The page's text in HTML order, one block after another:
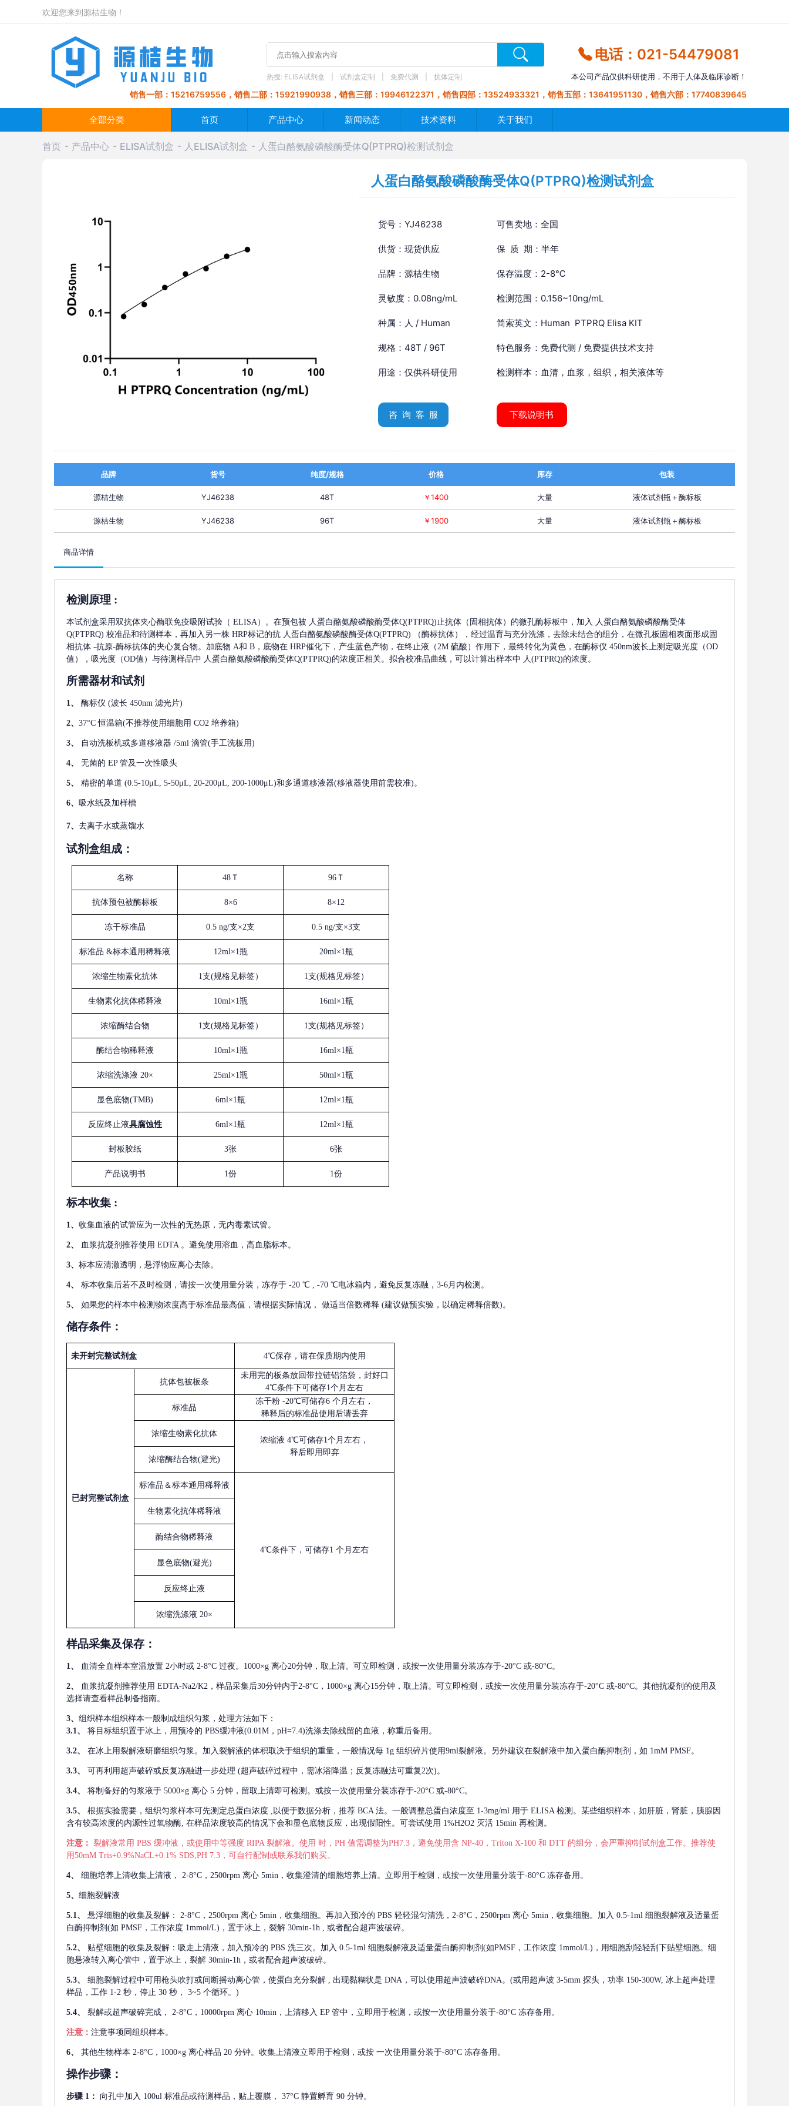
欢迎您来到源桔生物！
热搜: ELISA试剂盒 试剂盒定制 免费代测 抗体定制
电话：021-54479081
本公司产品仅供科研使用，不用于人体及临床诊断！
销售一部：15216759556，销售二部：15921990938，销售三部：19946122371，销售四部：13524933321，销售五部：13641951130，销售六部：17740839645
全部分类 首页 产品中心 新闻动态 技术资料 关于我们
首页 产品中心 ELISA试剂盒 人ELISA试剂盒 人蛋白酪氨酸磷酸酶受体Q(PTPRQ)检测试剂盒
人蛋白酪氨酸磷酸酶受体Q(PTPRQ)检测试剂盒
货号：YJ46238 可售卖地：全国
供货：现货供应 保 质 期：半年
品牌：源桔生物 保存温度：2-8℃
灵敏度：0.08ng/mL 检测范围：0.156~10ng/mL
种属：人 / Human 简索英文：Human PTPRQ Elisa KIT
规格：48T / 96T 特色服务：免费代测 / 免费提供技术支持
用途：仅供科研使用 检测样本：血清，血浆，组织，相关液体等
咨 询 客 服 下载说明书
品牌 货号 纯度/规格 价格 库存 包装
源桔生物 YJ46238 48T ￥1400 大量 液体试剂瓶＋酶标板
源桔生物 YJ46238 96T ￥1900 大量 液体试剂瓶＋酶标板
商品详情
检测原理 :
本试剂盒采用双抗体夹心酶联免疫吸附试验（ ELISA）。在预包被 人蛋白酪氨酸磷酸酶受体Q(PTPRQ)止抗体（固相抗体）的微孔酶标板中，加入 人蛋白酪氨酸磷酸酶受体
Q(PTPRQ) 校准品和待测样本，再加入另一株 HRP标记的抗 人蛋白酪氨酸磷酸酶受体Q(PTPRQ)
（酶标抗体），经过温育与充分洗涤，去除未结合的组分，在微孔板固相表面形成固
相抗体 -抗原-酶标抗体的夹心复合物。加底物 A和 B，底物在 HRP催化下，产生蓝色产物，在终止液（2M 硫酸）作用下，最终转化为黄色，在酶标仪 450nm波长上测定吸光度（OD
值），吸光度（OD值）与待测样品中 人蛋白酪氨酸磷酸酶受体Q(PTPRQ)的浓度正相关。拟合校准品曲线，可以计算出样本中 人(PTPRQ)的浓度。
所需器材和试剂
1、 酶标仪 (波长 450nm 滤光片)
2、 37°C 恒温箱(不推荐使用细胞用 CO2 培养箱)
3、 自动洗板机或多道移液器 /5ml 滴管(手工洗板用)
4、 无菌的 EP 管及一次性吸头
5、 精密的单道 (0.5-10μL, 5-50μL, 20-200μL, 200-1000μL)和多通道移液器(移液器使用前需校准)。
6、 吸水纸及加样槽
7、 去离子水或蒸馏水
试剂盒组成：
名称 48Ｔ 96Ｔ
抗体预包被酶标板 8×6 8×12
冻干标准品 0.5 ng/支×2支 0.5 ng/支×3支
标准品 &标本通用稀释液 12ml×1瓶 20ml×1瓶
浓缩生物素化抗体 1支(规格见标签） 1支(规格见标签）
生物素化抗体稀释液 10ml×1瓶 16ml×1瓶
浓缩酶结合物 1支(规格见标签） 1支(规格见标签）
酶结合物稀释液 10ml×1瓶 16ml×1瓶
浓缩洗涤液 20× 25ml×1瓶 50ml×1瓶
显色底物(TMB) 6ml×1瓶 12ml×1瓶
反应终止液具腐蚀性 6ml×1瓶 12ml×1瓶
封板胶纸 3张 6张
产品说明书 1份 1份
标本收集 :
1、 收集血液的试管应为一次性的无热原，无内毒素试管。
2、 血浆抗凝剂推荐使用 EDTA 。避免使用溶血，高血脂标本。
3、 标本应清澈透明，悬浮物应离心去除。
4、 标本收集后若不及时检测，请按一次使用量分装，冻存于 -20 ℃ , -70 ℃电冰箱内，避免反复冻融，3-6月内检测。
5、 如果您的样本中检测物浓度高于标准品最高值，请根据实际情况， 做适当倍数稀释 (建议做预实验，以确定稀释倍数)。
储存条件：
未开封完整试剂盒 4℃保存，请在保质期内使用
已封完整试剂盒
抗体包被板条
未用完的板条放回带拉链铝箔袋，封好口
4℃条件下可储存1个月左右
标准品
冻干粉 -20℃可储存6 个月左右，
稀释后的标准品使用后请丢弃
浓缩生物素化抗体
浓缩液 4℃可储存1个月左右，
释后即用即弃
浓缩酶结合物(避光)
标准品＆标本通用稀释液
4℃条件下，可储存1 个月左右
生物素化抗体稀释液
酶结合物稀释液
显色底物(避光)
反应终止液
浓缩洗涤液 20×
样品采集及保存 ：
1、 血清全血样本室温放置 2小时或 2-8°C 过夜。1000×g 离心20分钟，取上清。可立即检测，或按一次使用量分装冻存于-20°C 或-80°C。
2、 血浆抗凝剂推荐使用 EDTA-Na2/K2，样品采集后30分钟内于2-8°C，1000×g 离心15分钟，取上清。可立即检测，或按一次使用量分装冻存于-20°C 或-80°C。其他抗凝剂的使用及
选择请查看样品制备指南。
3、 组织样本组织样本一般制成组织匀浆，处理方法如下：
3.1、
将目标组织置于冰上，用预冷的 PBS缓冲液(0.01M，pH=7.4)洗涤去除残留的血液，称重后备用。
3.2、 在冰上用裂解液研磨组织匀浆。加入裂解液的体积取决于组织的重量，一般情况每 1g 组织碎片使用9ml裂解液。另外建议在裂解液中加入蛋白酶抑制剂，如 1mM PMSF。
3.3、 可再利用超声破碎或反复冻融进一步处理 (超声破碎过程中，需冰浴降温；反复冻融法可重复2次)。
3.4、 将制备好的匀浆液于 5000×g 离心 5 分钟，留取上清即可检测。或按一次使用量分装冻存于-20°C 或-80°C。
3.5、 根据实验需要，组织匀浆样本可先测定总蛋白浓度 ,以便于数据分析，推荐 BCA 法。一般调整总蛋白浓度至 1-3mg/ml 用于 ELISA 检测。某些组织样本，如肝脏，肾脏，胰腺因
含有较高浓度的内源性过氧物酶, 在样品浓度较高的情况下会和显色底物反应，出现假阳性。可尝试使用 1%H2O2 灭活 15min 再检测。
注意： 裂解液常用 PBS 缓冲液，或使用中等强度 RIPA 裂解液。使用 时，PH 值需调整为PH7.3，避免使用含 NP-40，Triton X-100 和 DTT 的组分，会严重抑制试剂盒工作。推荐使
用50mM Tris+0.9%NaCL+0.1% SDS,PH 7.3，可自行配制或联系我们购买。
4、 细胞培养上清收集上清液， 2-8°C，2500rpm 离心 5min，收集澄清的细胞培养上清。立即用于检测，或按一次使用量分装于-80°C 冻存备用。
5、 细胞裂解液
5.1、 悬浮细胞的收集及裂解：
2-8°C，2500rpm 离心 5min，收集细胞。再加入预冷的 PBS 轻轻混匀清洗，2-8°C，2500rpm 离心 5min，收集细胞。加入 0.5-1ml 细胞裂解液及适量蛋
白酶抑制剂(如 PMSF，工作浓度 1mmol/L)，置于冰上，裂解 30min-1h , 或者配合超声波破碎。
5.2、 贴壁细胞的收集及裂解：吸走上清液，加入预冷的 PBS 洗三次。加入 0.5-1ml 细胞裂解液及适量蛋白酶抑制剂(如PMSF，工作浓度 1mmol/L)，用细胞刮轻轻刮下贴壁细胞。细
胞悬液转入离心管中，置于冰上，裂解 30min-1h，或者配合超声波破碎。
5.3、 细胞裂解过程中可用枪头吹打或间断摇动离心管，使蛋白充分裂解 , 出现黏糊状是 DNA，可以使用超声波破碎DNA。(或用超声波 3-5mm 探头，功率 150-300W, 冰上超声处理
样品，工作 1-2 秒，停止 30 秒， 3~5 个循环。)
5.4、 裂解或超声破碎完成， 2-8°C，10000rpm 离心 10min，上清移入 EP 管中，立即用于检测，或按一次使用量分装于-80°C 冻存备用。
注意： 注意事项同组织样本。
6、 其他生物样本 2-8°C，1000×g 离心样品 20 分钟。收集上清液立即用于检测，或按 一次使用量分装于-80°C 冻存备用。
操作步骤：
步骤 1： 向孔中加入 100ul 标准品或待测样品，贴上覆膜， 37°C 静置孵育 90 分钟。